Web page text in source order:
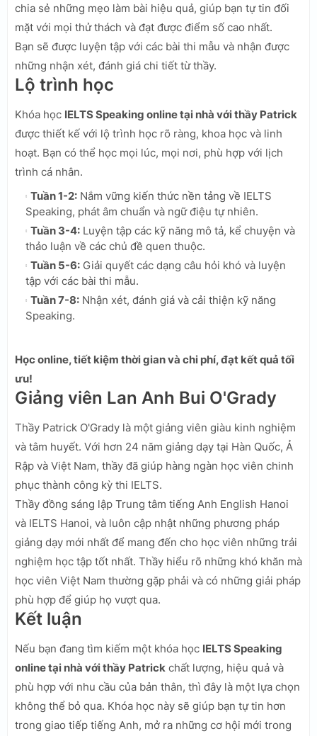
chia sẻ những mẹo làm bài hiệu quả, giúp bạn tự tin đối
mặt với mọi thử thách và đạt được điểm số cao nhất.
Bạn sẽ được luyện tập với các bài thi mẫu và nhận được
những nhận xét, đánh giá chi tiết từ thầy.
Lộ trình học
Khóa học IELTS Speaking online tại nhà với thầy Patrick
được thiết kế với lộ trình học rõ ràng, khoa học và linh
hoạt. Bạn có thể học mọi lúc, mọi nơi, phù hợp với lịch
trình cá nhân.
Tuần 1-2: Nắm vững kiến thức nền tảng về IELTS
Speaking, phát âm chuẩn và ngữ điệu tự nhiên.
Tuần 3-4: Luyện tập các kỹ năng mô tả, kể chuyện và
thảo luận về các chủ đề quen thuộc.
Tuần 5-6: Giải quyết các dạng câu hỏi khó và luyện
tập với các bài thi mẫu.
Tuần 7-8: Nhận xét, đánh giá và cải thiện kỹ năng
Speaking.
Học online, tiết kiệm thời gian và chi phí, đạt kết quả tối
ưu!
Giảng viên Lan Anh Bui O'Grady
Thầy Patrick O'Grady là một giảng viên giàu kinh nghiệm
và tâm huyết. Với hơn 24 năm giảng dạy tại Hàn Quốc, Ả
Rập và Việt Nam, thầy đã giúp hàng ngàn học viên chinh
phục thành công kỳ thi IELTS.
Thầy đồng sáng lập Trung tâm tiếng Anh English Hanoi
và IELTS Hanoi, và luôn cập nhật những phương pháp
giảng dạy mới nhất để mang đến cho học viên những trải
nghiệm học tập tốt nhất. Thầy hiểu rõ những khó khăn mà
học viên Việt Nam thường gặp phải và có những giải pháp
phù hợp để giúp họ vượt qua.
Kết luận
Nếu bạn đang tìm kiếm một khóa học IELTS Speaking
online tại nhà với thầy Patrick chất lượng, hiệu quả và
phù hợp với nhu cầu của bản thân, thì đây là một lựa chọn
không thể bỏ qua. Khóa học này sẽ giúp bạn tự tin hơn
trong giao tiếp tiếng Anh, mở ra những cơ hội mới trong